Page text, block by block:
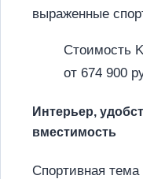
выраженные
Стоимость
от 674 900
Интерьер,
вместимость
Спортивная